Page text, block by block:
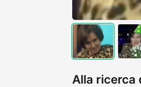
Alla ricerca